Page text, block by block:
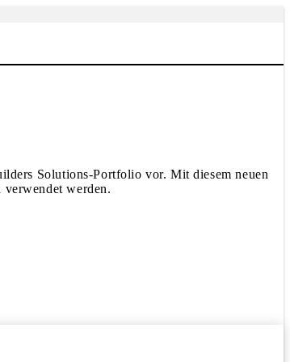
Solutions-Portfolio vor. Mit diesem neuen
werden.